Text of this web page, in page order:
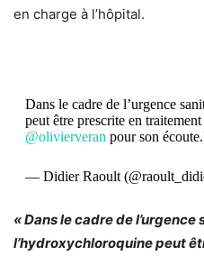
en charge à l’hôpital.
Dans le cadre de l’urgence
peut être prescrite en
@olivierveran pour son écoute.
— Didier Raoult
« Dans le cadre de l’urgence
l’hydroxychloroquine peut